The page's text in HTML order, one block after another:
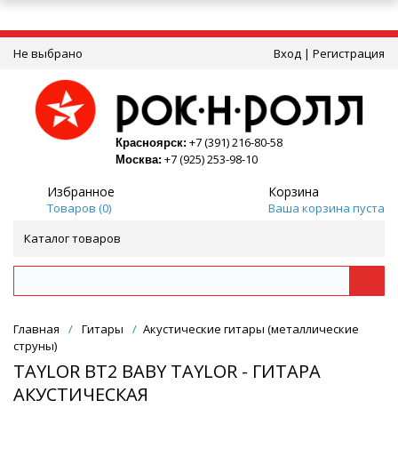
Не выбрано Вход | Регистрация
Красноярск: +7 (391) 216-80-58
Москва: +7 (925) 253-98-10
Избранное
Товаров (0)
Корзина
Ваша корзина пуста
Каталог товаров
Главная / Гитары / Акустические гитары (металлические
струны)
TAYLOR BT2 BABY TAYLOR - ГИТАРА
АКУСТИЧЕСКАЯ